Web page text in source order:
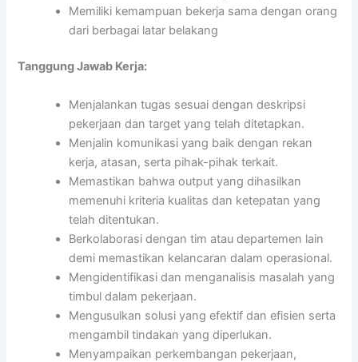
Memiliki kemampuan bekerja sama dengan orang
dari berbagai latar belakang
Tanggung Jawab Kerja:
Menjalankan tugas sesuai dengan deskripsi
pekerjaan dan target yang telah ditetapkan.
Menjalin komunikasi yang baik dengan rekan
kerja, atasan, serta pihak-pihak terkait.
Memastikan bahwa output yang dihasilkan
memenuhi kriteria kualitas dan ketepatan yang
telah ditentukan.
Berkolaborasi dengan tim atau departemen lain
demi memastikan kelancaran dalam operasional.
Mengidentifikasi dan menganalisis masalah yang
timbul dalam pekerjaan.
Mengusulkan solusi yang efektif dan efisien serta
mengambil tindakan yang diperlukan.
Menyampaikan perkembangan pekerjaan,